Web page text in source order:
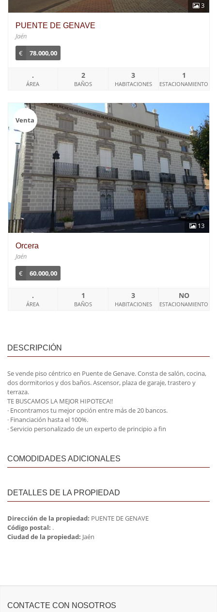
3
PUENTE DE GENAVE
Jaén
€
78.000,00
.
ÁREA
2
BAÑOS
3
HABITACIONES
1
ESTACIONAMIENTO
13
Venta
Orcera
Jaén
€
60.000,00
.
ÁREA
1
BAÑOS
3
HABITACIONES
NO
ESTACIONAMIENTO
DESCRIPCIÓN
Se vende piso céntrico en Puente de Genave. Consta de salón, cocina,
dos dormitorios y dos baños. Ascensor, plaza de garaje, trastero y
terraza.
TE BUSCAMOS LA MEJOR HIPOTECA!!
· Encontramos tu mejor opción entre más de 20 bancos.
· Financiación hasta el 100%.
· Servicio personalizado de un experto de principio a fin
COMODIDADES ADICIONALES
DETALLES DE LA PROPIEDAD
Dirección de la propiedad: PUENTE DE GENAVE
Código postal: .
Ciudad de la propiedad: Jaén
CONTACTE CON NOSOTROS